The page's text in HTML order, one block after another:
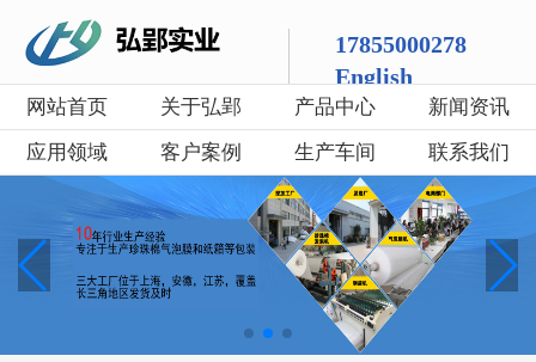
17855000278
English
网站首页 关于弘郢 产品中心
新闻资讯
应用领域
客户案例 生产车间 联系我们